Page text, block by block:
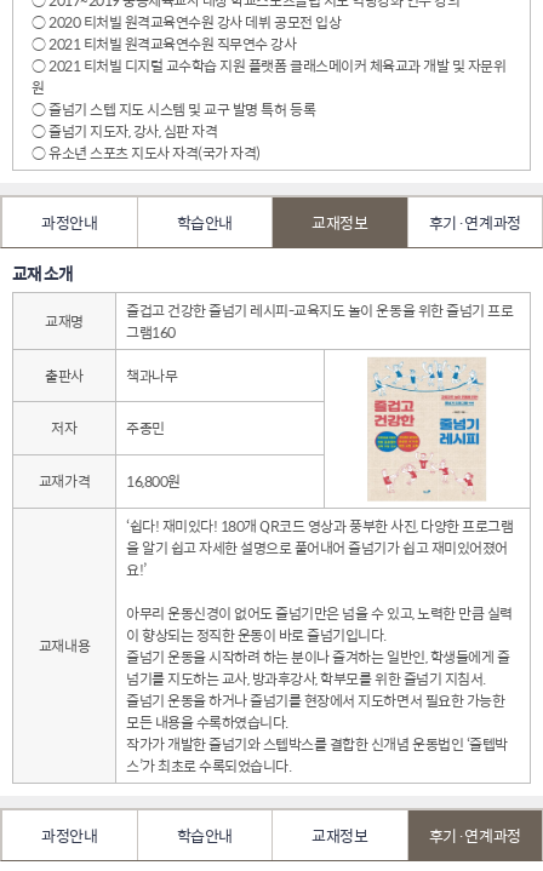
○ 2020 티처빌 원격교육연수원 강사 데뷔 공모전 입상
○ 2021 티처빌 원격교육연수원 직무연수 강사
○ 2021 티처빌 디지털 교수학습 지원 플랫폼 클래스메이커 체육교과 개발 및 자문위
원
○ 줄넘기 스텝 지도 시스템 및 교구 발명 특허 등록
○ 줄넘기 지도자, 강사, 심판 자격
○ 유소년 스포츠 지도사 자격(국가 자격)
과정안내 학습안내 교재정보 후기·연계과정
교재 소개
교재명
즐겁고 건강한 줄넘기 레시피-교육지도 놀이 운동을 위한 줄넘기 프로
그램160
출판사
책과나무
저자 주종민
교재가격 16,800원
교재내용
‘쉽다! 재미있다! 180개 QR코드 영상과 풍부한 사진, 다양한 프로그램
을 알기 쉽고 자세한 설명으로 풀어내어 줄넘기가 쉽고 재미있어졌어
요!’
아무리 운동신경이 없어도 줄넘기만은 넘을 수 있고, 노력한 만큼 실력
이 향상되는 정직한 운동이 바로 줄넘기입니다.
줄넘기 운동을 시작하려 하는 분이나 즐겨하는 일반인, 학생들에게 줄
넘기를 지도하는 교사, 방과후강사, 학부모를 위한 줄넘기 지침서.
줄넘기 운동을 하거나 줄넘기를 현장에서 지도하면서 필요한 가능한
모든 내용을 수록하였습니다.
작가가 개발한 줄넘기와 스텝박스를 결합한 신개념 운동법인 ‘줄텝박
스’가 최초로 수록되었습니다.
과정안내 학습안내 교재정보 후기·연계과정